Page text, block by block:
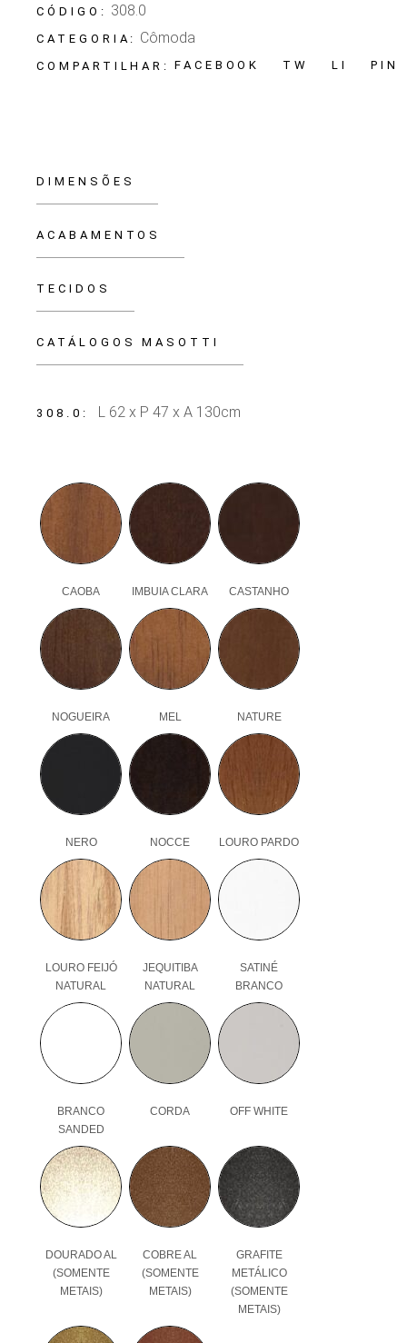
CÓDIGO: 308.0
CATEGORIA: Cômoda
COMPARTILHAR: FACEBOOK TW LI PIN
DIMENSÕES
ACABAMENTOS
TECIDOS
CATÁLOGOS MASOTTI
308.0 L 62 x P 47 x A 130cm
CAOBA IMBUIA CLARA CASTANHO
NOGUEIRA MEL NATURE
NERO NOCCE LOURO PARDO
LOURO FEIJÓ
NATURAL
JEQUITIBA
NATURAL
SATINÉ
BRANCO
BRANCO
SANDED
CORDA OFF WHITE
DOURADO AL
(SOMENTE
METAIS)
COBRE AL
(SOMENTE
METAIS)
GRAFITE
METÁLICO
(SOMENTE
METAIS)